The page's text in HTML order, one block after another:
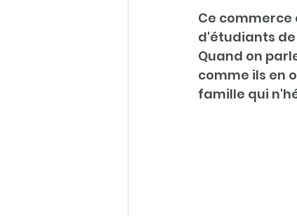
Ce
d'étudiants
Quand on
comme ils en
famille qui